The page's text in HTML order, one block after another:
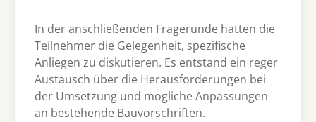
In der anschließenden Fragerunde hatten die
Teilnehmer die Gelegenheit, spezifische
Anliegen zu diskutieren. Es entstand ein reger
Austausch über die Herausforderungen bei
der Umsetzung und mögliche Anpassungen
an bestehende Bauvorschriften.